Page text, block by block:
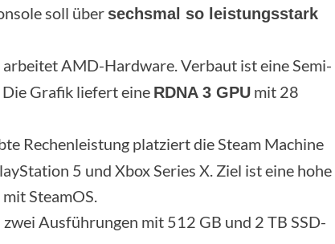
soll über sechsmal so leistungsstark
arbeitet AMD-Hardware. Verbaut ist eine Semi-
Die Grafik liefert eine RDNA 3 GPU mit 28
Rechenleistung platziert die Steam Machine
5 und Xbox Series X. Ziel ist eine hohe
SteamOS.
Ausführungen mit 512 GB und 2 TB SSD-